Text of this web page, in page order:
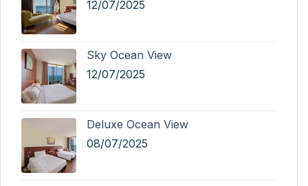
12/07/2025
Sky Ocean View
12/07/2025
Deluxe Ocean View
08/07/2025